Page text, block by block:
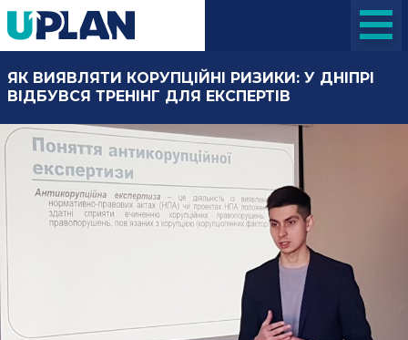
ЯК ВИЯВЛЯТИ КОРУПЦІЙНІ РИЗИКИ: У ДНІПРІ
ВІДБУВСЯ ТРЕНІНГ ДЛЯ ЕКСПЕРТІВ